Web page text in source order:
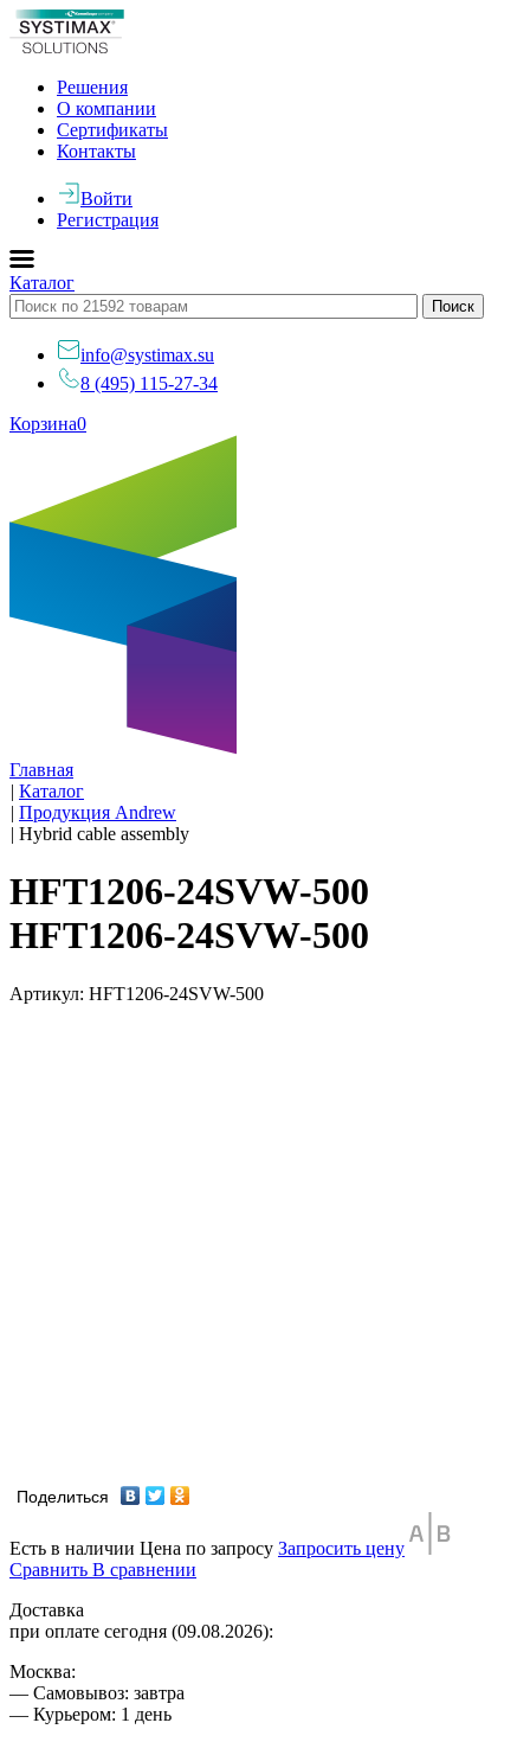
Решения
О компании
Сертификаты
Контакты
Войти
Регистрация
Каталог
info@systimax.su
8 (495) 115-27-34
Корзина0
Главная
| Каталог
| Продукция Andrew
| Hybrid cable assembly
HFT1206-24SVW-500
HFT1206-24SVW-500
Артикул: HFT1206-24SVW-500
Поделиться
Есть в наличии Цена по запросу Запросить цену
Сравнить В сравнении
Доставка
при оплате сегодня (09.08.2026):
Москва:
— Самовывоз: завтра
— Курьером: 1 день